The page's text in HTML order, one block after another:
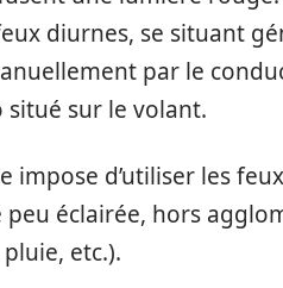
diurnes, se situant
par le
sur le volant.
impose d’utiliser les
éclairée, hors
etc.).